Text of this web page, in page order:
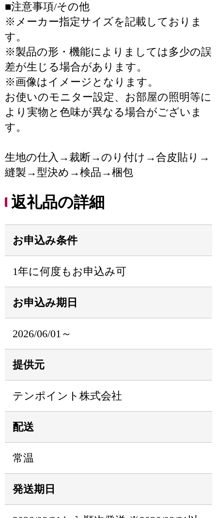
■注意事項/その他
※メーカー指定サイズを記載しておりま
す。
※製品の形・機能によりましては多少の誤
差が生じる場合があります。
※画像はイメージとなります。
お使いのモニター設定、お部屋の照明等に
より実物と色味が異なる場合がございま
す。
生地の仕入→裁断→のり付け→合皮貼り→
縫製→型決め→検品→梱包
返礼品の詳細
お申込み条件
1年に何度もお申込み可
お申込み期日
2026/06/01～
提供元
テンポイント株式会社
配送
常温
発送期日